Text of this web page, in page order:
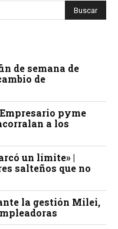
de semana de
de
pyme
a los
un límite» |
salteños que no
la gestión Milei,